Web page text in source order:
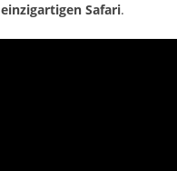
einzigartigen Safari.